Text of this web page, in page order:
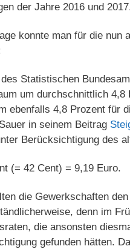
der Jahre 2016 und
konnte man für die nun
Statistischen
um durchschnittlich
ebenfalls 4,8 Prozent für
in seinem Beitrag
Berücksichtigung des
(= 42 Cent) = 9,19 Euro.
die Gewerkschaften
denn im
die ansonsten
gefunden hätten.